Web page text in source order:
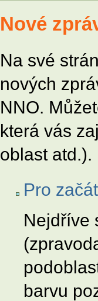
Nové
Na své
nových
NNO.
která vás
oblast atd.).
Pro
Nejdříve
barvu